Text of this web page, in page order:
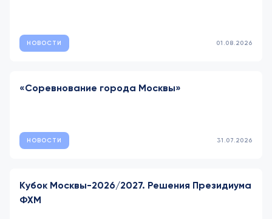
НОВОСТИ 01.08.2026
«Соревнование города Москвы»
НОВОСТИ 31.07.2026
Кубок Москвы-2026/2027. Решения Президиума
ФХМ